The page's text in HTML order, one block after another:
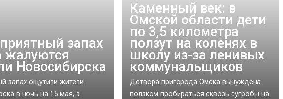
запах
жалуются
Новосибирска
запах ощутили жители
в ночь на 15 мая, а
Каменный век: в
Омской области дети
по 3,5 километра
ползут на коленях в
школу из-за ленивых
коммунальщиков
Детвора пригорода Омска вынуждена
ползком пробираться сквозь сугробы на